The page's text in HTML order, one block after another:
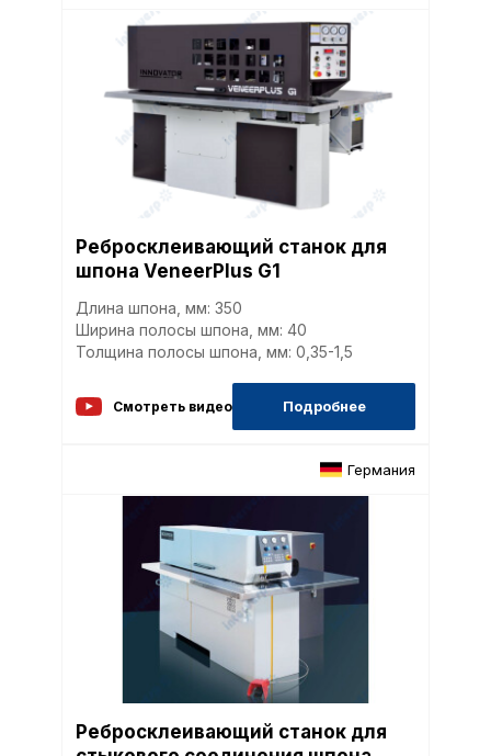
Ребросклеивающий станок для
шпона VeneerPlus G1
Длина шпона, мм: 350
Ширина полосы шпона, мм: 40
Толщина полосы шпона, мм: 0,35-1,5
Смотреть видео Подробнее
Германия
Ребросклеивающий станок для